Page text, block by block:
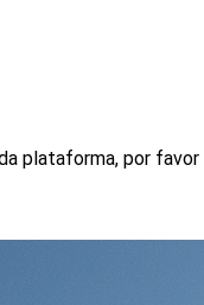
plataforma, por favor